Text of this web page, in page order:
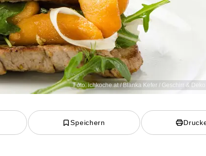
Foto: ichkoche.at / Blanka Kefer / Geschirr &
Speichern